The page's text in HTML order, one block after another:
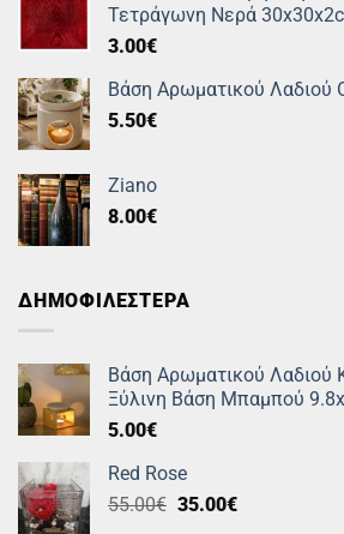
Τετράγωνη Νερά
3.00€
Βάση Αρωματικού Λαδιού
5.50€
Ziano
8.00€
ΔΗΜΟΦΙΛΕΣΤΕΡΑ
Βάση Αρωματικού Λαδιού
Ξύλινη Βάση Μπαμπού
5.00€
Red Rose
55.00€ Original
35.00€Η